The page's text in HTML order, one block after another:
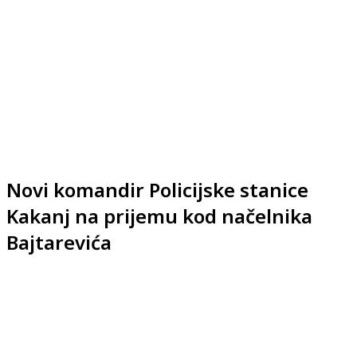
Novi komandir Policijske stanice
Kakanj na prijemu kod načelnika
Bajtarevića